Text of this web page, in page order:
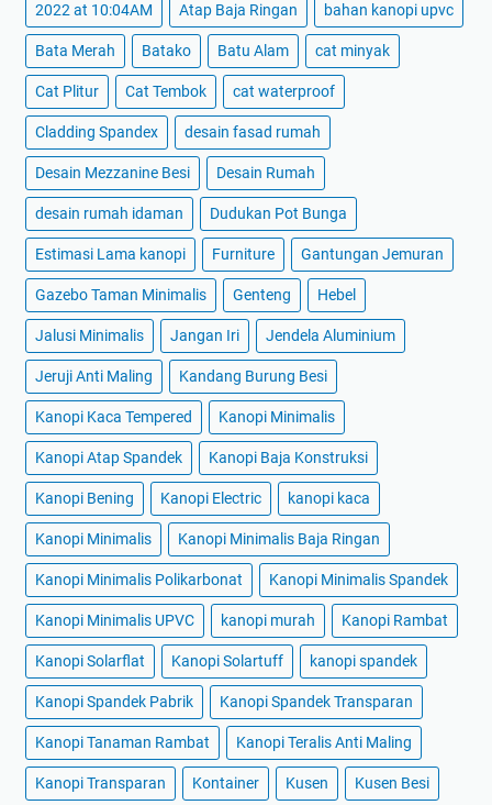
2022 at 10:04AM Atap Baja Ringan bahan kanopi upvc
Bata Merah Batako Batu Alam cat minyak
Cat Plitur Cat Tembok cat waterproof
Cladding Spandex desain fasad rumah
Desain Mezzanine Besi Desain Rumah
desain rumah idaman Dudukan Pot Bunga
Estimasi Lama kanopi Furniture Gantungan Jemuran
Gazebo Taman Minimalis Genteng Hebel
Jalusi Minimalis Jangan Iri Jendela Aluminium
Jeruji Anti Maling Kandang Burung Besi
Kanopi Kaca Tempered Kanopi Minimalis
Kanopi Atap Spandek Kanopi Baja Konstruksi
Kanopi Bening Kanopi Electric kanopi kaca
Kanopi Minimalis Kanopi Minimalis Baja Ringan
Kanopi Minimalis Polikarbonat Kanopi Minimalis Spandek
Kanopi Minimalis UPVC kanopi murah Kanopi Rambat
Kanopi Solarflat Kanopi Solartuff kanopi spandek
Kanopi Spandek Pabrik Kanopi Spandek Transparan
Kanopi Tanaman Rambat Kanopi Teralis Anti Maling
Kanopi Transparan Kontainer Kusen Kusen Besi